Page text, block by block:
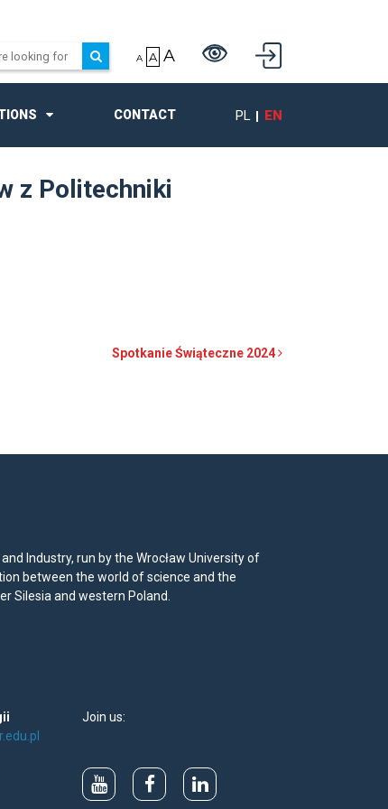
A A A
CONTACT PL EN
z Politechniki
Spotkanie Świąteczne 2024
Industry, run by the Wrocław University of
between the world of science and the
Silesia and western Poland.
Join us: